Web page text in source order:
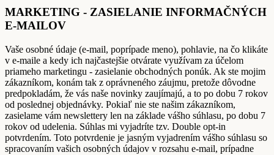
MARKETING - ZASIELANIE INFORMAČNÝCH
E-MAILOV
Vaše osobné údaje (e-mail, poprípade meno), pohlavie, na čo klikáte
v e-maile a kedy ich najčastejšie otvárate využívam za účelom
priameho marketingu - zasielanie obchodných ponúk. Ak ste mojim
zákazníkom, konám tak z oprávneného záujmu, pretože dôvodne
predpokladám, že vás naše novinky zaujímajú, a to po dobu 7 rokov
od poslednej objednávky. Pokiaľ nie ste našim zákazníkom,
zasielame vám newslettery len na základe vášho súhlasu, po dobu 7
rokov od udelenia. Súhlas mi vyjadríte tzv. Double opt-in
potvrdením. Toto potvrdenie je jasným vyjadrením vášho súhlasu so
spracovaním vašich osobných údajov v rozsahu e-mail, prípadne